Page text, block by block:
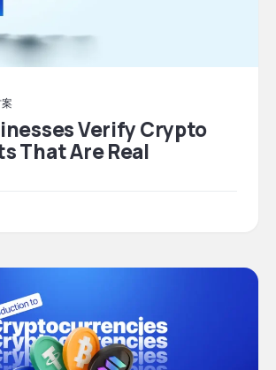
Verify Crypto
That Are Real